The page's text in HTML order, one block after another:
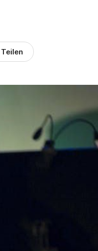
Teilen